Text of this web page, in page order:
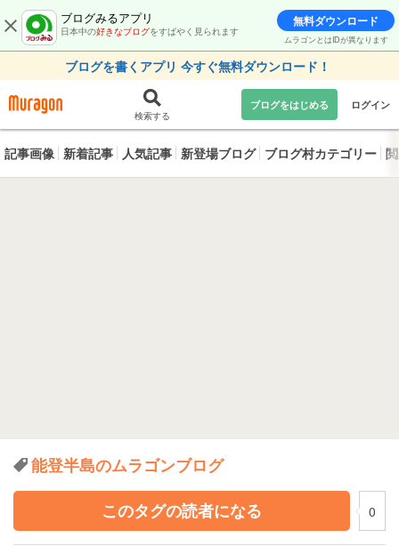
ブログみるアプリ
日本中の好きなブログをすばやく見られます
無料ダウンロード
ムラゴンとはIDが異なります
ブログを書くアプリ 今すぐ無料ダウンロード！
検索する
ブログをはじめる ログイン
記事画像 新着記事 人気記事 新登場ブログ ブログ村カテゴリー
能登半島のムラゴンブログ
このタグの読者になる
0